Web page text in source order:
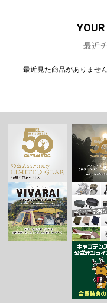
最近
最近見た商品がありません